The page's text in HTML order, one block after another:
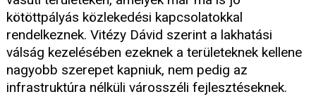
kötöttpályás közlekedési kapcsolatokkal
rendelkeznek. Vitézy Dávid szerint a lakhatási
válság kezelésében ezeknek a területeknek kellene
nagyobb szerepet kapniuk, nem pedig az
infrastruktúra nélküli városszéli fejlesztéseknek.